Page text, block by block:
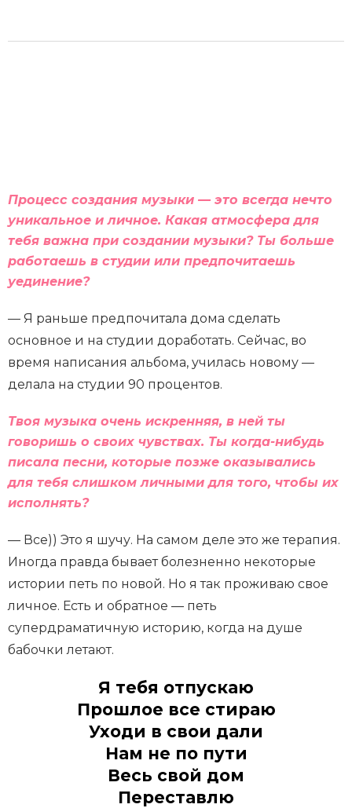
Процесс создания музыки — это всегда нечто
уникальное и личное. Какая атмосфера для
тебя важна при создании музыки? Ты больше
работаешь в студии или предпочитаешь
уединение?
— Я раньше предпочитала дома сделать
основное и на студии доработать. Сейчас, во
время написания альбома, училась новому —
делала на студии 90 процентов.
Твоя музыка очень искренняя, в ней ты
говоришь о своих чувствах. Ты когда-нибудь
писала песни, которые позже оказывались
для тебя слишком личными для того, чтобы их
исполнять?
— Все)) Это я шучу. На самом деле это же терапия.
Иногда правда бывает болезненно некоторые
истории петь по новой. Но я так проживаю свое
личное. Есть и обратное — петь
супердраматичную историю, когда на душе
бабочки летают.
Я тебя отпускаю
Прошлое все стираю
Уходи в свои дали
Нам не по пути
Весь свой дом
Переставлю